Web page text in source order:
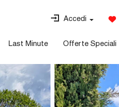
Accedi
Last Minute Offerte Speciali